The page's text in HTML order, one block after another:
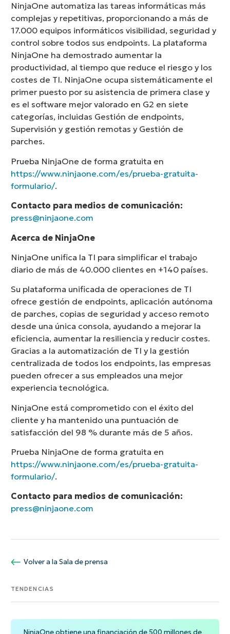
NinjaOne automatiza las tareas informáticas más
complejas y repetitivas, proporcionando a más de
17.000 equipos informáticos visibilidad, seguridad y
control sobre todos sus endpoints. La plataforma
NinjaOne ha demostrado aumentar la
productividad, al tiempo que reduce el riesgo y los
costes de TI. NinjaOne ocupa sistemáticamente el
primer puesto por su asistencia de primera clase y
es el software mejor valorado en G2 en siete
categorías, incluidas Gestión de endpoints,
Supervisión y gestión remotas y Gestión de
parches.
Prueba NinjaOne de forma gratuita en
https://www.ninjaone.com/es/prueba-gratuita-
formulario/.
Contacto para medios de comunicación:
press@ninjaone.com
Acerca de NinjaOne
NinjaOne unifica la TI para simplificar el trabajo
diario de más de 40.000 clientes en +140 países.
Su plataforma unificada de operaciones de TI
ofrece gestión de endpoints, aplicación autónoma
de parches, copias de seguridad y acceso remoto
desde una única consola, ayudando a mejorar la
eficiencia, aumentar la resiliencia y reducir costes.
Gracias a la automatización de TI y la gestión
centralizada de todos los endpoints, las empresas
pueden ofrecer a sus empleados una mejor
experiencia tecnológica.
NinjaOne está comprometido con el éxito del
cliente y ha mantenido una puntuación de
satisfacción del 98 % durante más de 5 años.
Prueba NinjaOne de forma gratuita en
https://www.ninjaone.com/es/prueba-gratuita-
formulario/.
Contacto para medios de comunicación:
press@ninjaone.com
Volver a la Sala de prensa
TENDENCIAS
NinjaOne obtiene una financiación de 500 millones de